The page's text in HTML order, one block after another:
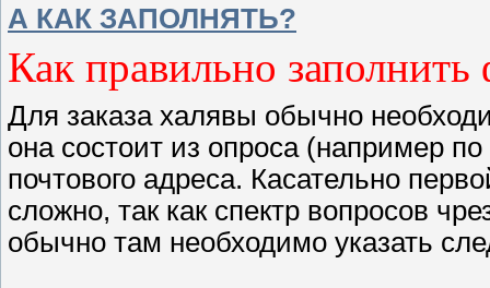
А КАК ЗАПОЛНЯТЬ?
Как правильно
Для заказа халявы обычно
она состоит из опроса (например
почтового адреса. Касательно
сложно, так как спектр вопросов
обычно там необходимо указать